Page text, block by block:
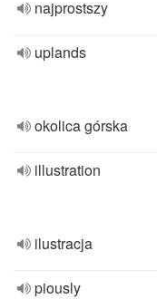
najprostszy
uplands
okolica górska
illustration
ilustracja
piously